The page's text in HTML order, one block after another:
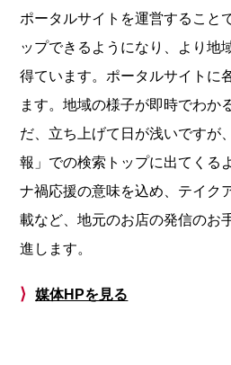
ポータルサイトを運営すること
ップできるようになり、より地
得ています。ポータルサイトに
ます。地域の様子が即時でわか
だ、立ち上げて日が浅いですが
報」での検索トップに出てくる
ナ禍応援の意味を込め、テイク
載など、地元のお店の発信のお
進します。
⟩ 媒体HPを見る